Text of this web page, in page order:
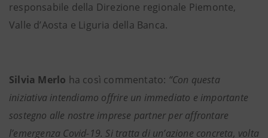
responsabile della Direzione regionale Piemonte,
Valle d’Aosta e Liguria della Banca.
Silvia Merlo ha così commentato: “Con questa
iniziativa intendiamo offrire un immediato e importante
sostegno alle nostre imprese partner per affrontare
l’emergenza Covid-19. Si tratta di un’azione concreta, volta